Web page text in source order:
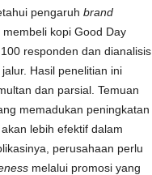
pengaruh brand
kopi Good Day
responden dan dianalisis
Hasil penelitian ini
dan parsial. Temuan
memadukan peningkatan
lebih efektif dalam
perusahaan perlu
melalui promosi yang